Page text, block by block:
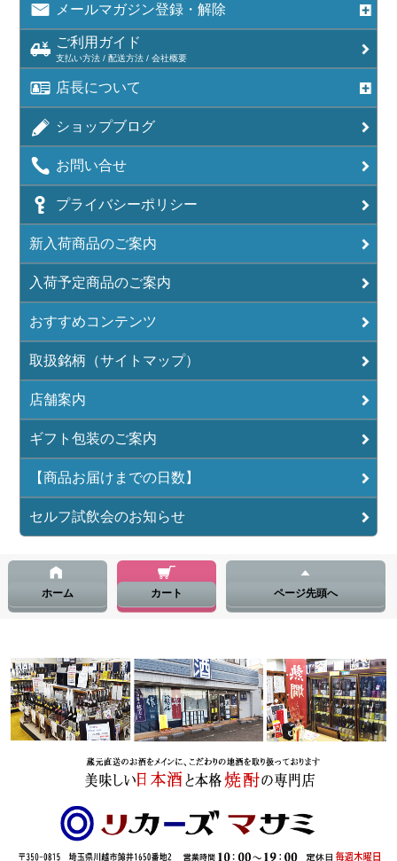
メールマガジン登録・解除
ご利用ガイド
支払い方法 / 配送方法 / 会社概要
店長について
ショップブログ
お問い合せ
プライバシーポリシー
新入荷商品のご案内
入荷予定商品のご案内
おすすめコンテンツ
取扱銘柄（サイトマップ）
店舗案内
ギフト包装のご案内
【商品お届けまでの日数】
セルフ試飲会のお知らせ
ホーム カート ページ先頭へ